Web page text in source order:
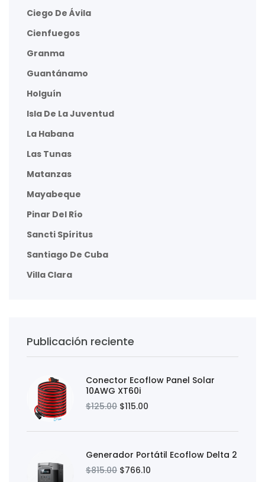
Ciego De Ávila
Cienfuegos
Granma
Guantánamo
Holguín
Isla De La Juventud
La Habana
Las Tunas
Matanzas
Mayabeque
Pinar Del Río
Sancti Spíritus
Santiago De Cuba
Villa Clara
Publicación reciente
Conector Ecoflow Panel Solar
10AWG XT60i
$125.00 $115.00
Generador Portátil Ecoflow Delta 2
$815.00 $766.10